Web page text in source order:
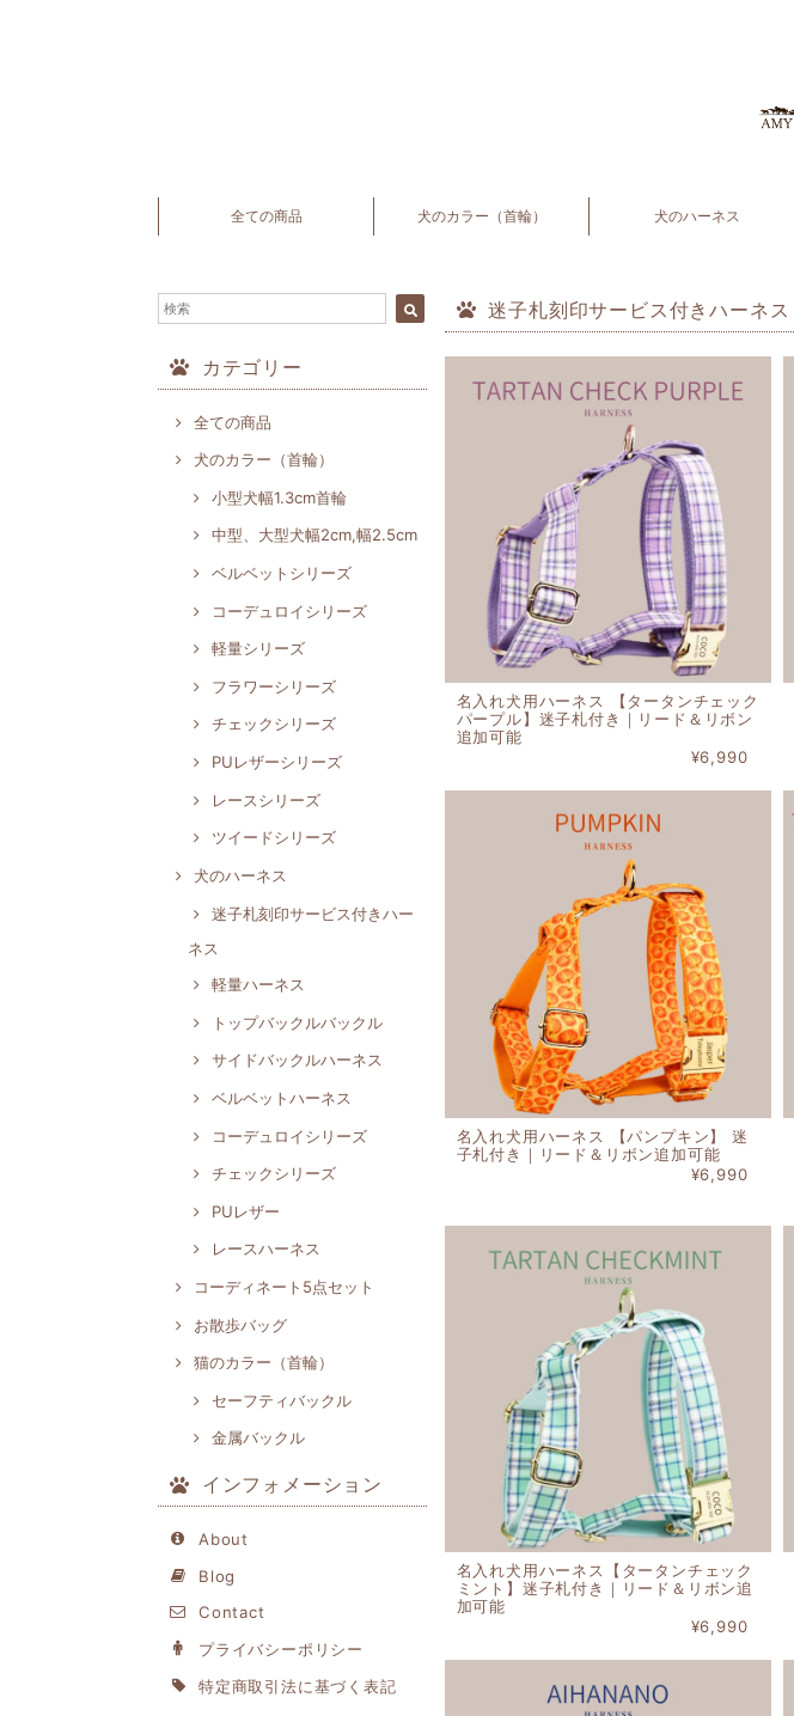
全ての商品 犬のカラー（首輪） 犬のハーネス
カテゴリー
全ての商品
犬のカラー（首輪）
小型犬幅1.3cm首輪
中型、大型犬幅2cm,幅2.5cm
ベルベットシリーズ
コーデュロイシリーズ
軽量シリーズ
フラワーシリーズ
チェックシリーズ
PUレザーシリーズ
レースシリーズ
ツイードシリーズ
犬のハーネス
迷子札刻印サービス付きハー
ネス
軽量ハーネス
トップバックルバックル
サイドバックルハーネス
ベルベットハーネス
コーデュロイシリーズ
チェックシリーズ
PUレザー
レースハーネス
コーディネート5点セット
お散歩バッグ
猫のカラー（首輪）
セーフティバックル
金属バックル
インフォメーション
About
Blog
Contact
プライバシーポリシー
特定商取引法に基づく表記
迷子札刻印サービス付きハーネス
名入れ犬用ハーネス 【タータンチェック
パープル】迷子札付き｜リード＆リボン
追加可能
¥6,990
名入れ犬用ハーネス 【パンプキン】 迷
子札付き｜リード＆リボン追加可能
¥6,990
名入れ犬用ハーネス【タータンチェック
ミント】迷子札付き｜リード＆リボン追
加可能
¥6,990